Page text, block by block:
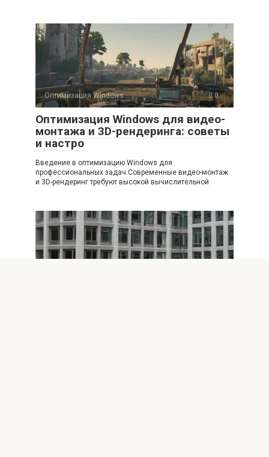
Оптимизация Windows 0
Оптимизация Windows для видео-
монтажа и 3D-рендеринга: советы
и настро
Введение в оптимизацию Windows для
профессиональных задач Современные видео-монтаж
и 3D-рендеринг требуют высокой вычислительной